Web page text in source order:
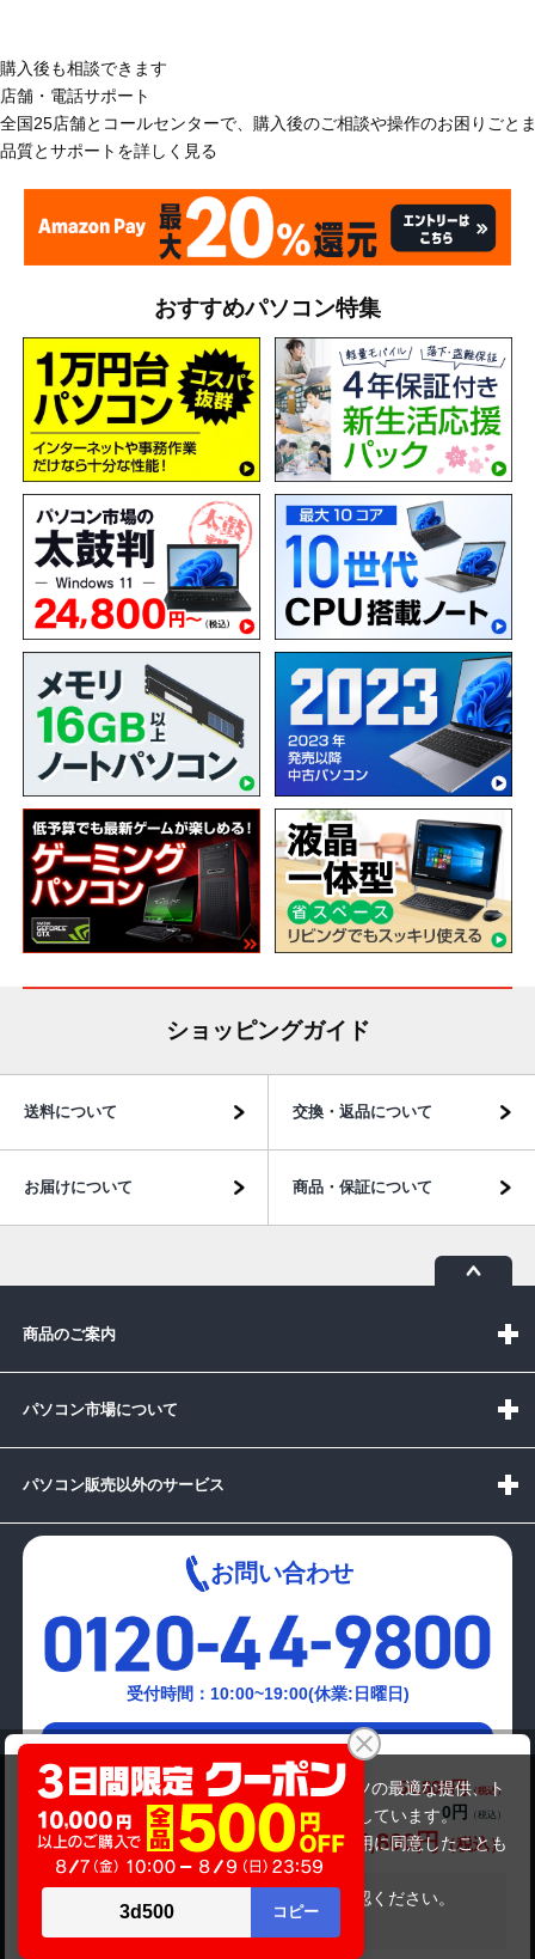
商品価格(税込) 54,800円
オプション小計価格(税込)
0円
商品合計価格(税込)
54,800円
在庫がありません
購入後も相談できます
店舗・電話サポート
全国25店舗とコールセンターで、購入後のご相談や操作のお困りごと
品質とサポートを詳しく見る
おすすめパソコン特集
ショッピングガイド
送料について 交換・返品について
お届けについて 商品・保証について
商品のご案内
パソコン市場について
パソコン販売以外のサービス
お問い合わせ
受付時間：10:00~19:00(休業:日曜日)
メールでの
お問い合わせはこちら
当サイトでは利用体験の向上およびコンテンツの最適な提供、ト
ラフィックの分析を目的としてCookieを使用しています。
サイトの閲覧を継続された場合、Cookieの利用に同意したことも
のといたします。
をご確認ください。
承諾する